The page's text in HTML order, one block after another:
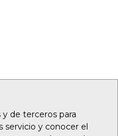
de terceros para
servicio y conocer el